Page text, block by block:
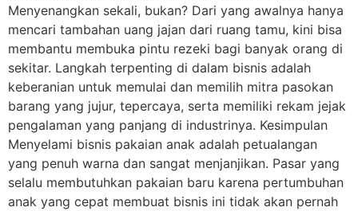
Menyenangkan sekali, bukan? Dari yang awalnya hanya
mencari tambahan uang jajan dari ruang tamu, kini bisa
membantu membuka pintu rezeki bagi banyak orang di
sekitar. Langkah terpenting di dalam bisnis adalah
keberanian untuk memulai dan memilih mitra pasokan
barang yang jujur, tepercaya, serta memiliki rekam jejak
pengalaman yang panjang di industrinya. Kesimpulan
Menyelami bisnis pakaian anak adalah petualangan
yang penuh warna dan sangat menjanjikan. Pasar yang
selalu membutuhkan pakaian baru karena pertumbuhan
anak yang cepat membuat bisnis ini tidak akan pernah